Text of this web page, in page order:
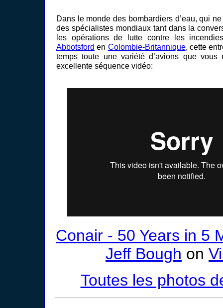
Dans le monde des bombardiers d’eau, qui
des spécialistes mondiaux tant dans la
les opérations de lutte contre les
Abbotsford en Colombie-Britannique, cette
temps toute une variété d’avions que vous
excellente séquence vidéo:
Conair - 50 Years in 5
Jeff Bough on
Toutes les photos